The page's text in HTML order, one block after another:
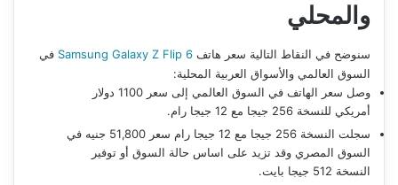
والمحلي
سنوضح في النقاط التالية سعر هاتف Samsung Galaxy Z Flip 6 في
السوق العالمي والأسواق العربية المحلية:
وصل سعر الهاتف في السوق العالمي إلى سعر 1100 دولار
أمريكي للنسخة 256 جيجا مع 12 جيجا رام.
سجلت النسخة 256 جيجا مع 12 جيجا رام سعر 51,800 جنيه في
السوق المصري وقد تزيد على اساس حالة السوق أو توفير
النسخة 512 جيجا بايت.